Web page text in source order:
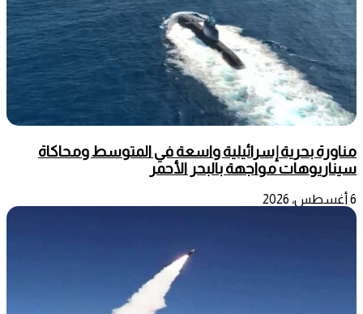
مناورة بحرية إسرائيلية واسعة في المتوسط ومحاكاة
سيناريوهات مواجهة بالبحر الأحمر
6 أغسطس، 2026